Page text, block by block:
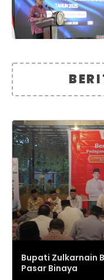
Bupati Zulkarnain
Pasar Binaya